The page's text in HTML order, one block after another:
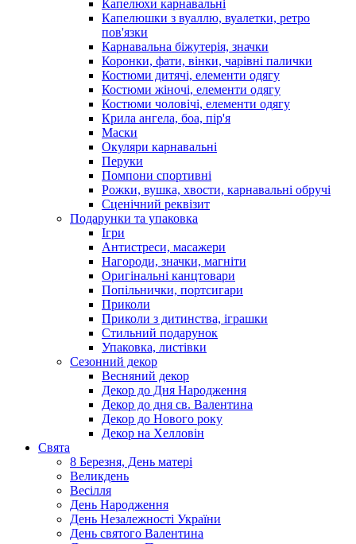
Капелюхи карнавальні
Капелюшки з вуаллю, вуалетки, ретро
пов'язки
Карнавальна біжутерія, значки
Коронки, фати, вінки, чарівні палички
Костюми дитячі, елементи одягу
Костюми жіночі, елементи одягу
Костюми чоловічі, елементи одягу
Крила ангела, боа, пір'я
Маски
Окуляри карнавальні
Перуки
Помпони спортивні
Рожки, вушка, хвости, карнавальні обручі
Сценічний реквізит
Подарунки та упаковка
Ігри
Антистреси, масажери
Нагороди, значки, магніти
Оригінальні канцтовари
Попільнички, портсигари
Приколи
Приколи з дитинства, іграшки
Стильний подарунок
Упаковка, листівки
Сезонний декор
Весняний декор
Декор до Дня Народження
Декор до дня св. Валентина
Декор до Нового року
Декор на Хелловін
Свята
8 Березня, День матері
Великдень
Весілля
День Народження
День Незалежності України
День святого Валентина